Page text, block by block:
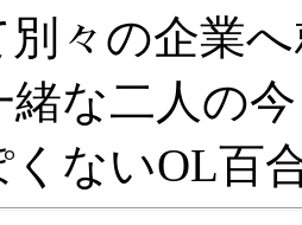
別々の企業
緒な二人の
くないOL百